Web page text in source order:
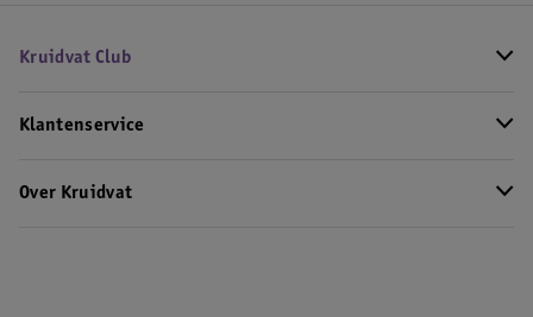
Kruidvat Club
Klantenservice
Over Kruidvat